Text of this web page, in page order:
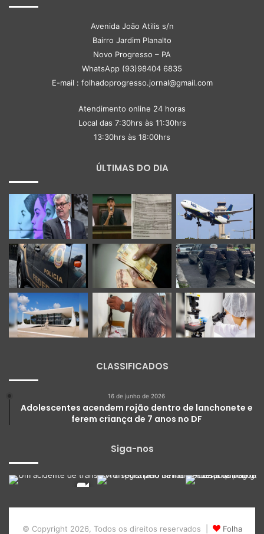
Avenida João Atilis s/n
Bairro Jardim Planalto
Novo Progresso – PA
WhatsApp (93)98404 6835
E-mail : folhadoprogresso.jornal@gmail.com
Atendimento online 24 horas
Local das 7:30hrs às 11:30hrs
13:30hrs às 18:00hrs
ÚLTIMAS DO DIA
CLASSIFICADOS
16 de junho de 2026
Adolescentes acendem rojão dentro de lanchonete e
ferem criança de 7 anos no DF
Siga-nos
© Copyright 2026, Todos os direitos reservados | Folha